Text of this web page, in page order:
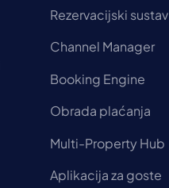
Rezervacijski sustav
Channel Manager
Booking Engine
Obrada plaćanja
Multi-Property Hub
Aplikacija za goste